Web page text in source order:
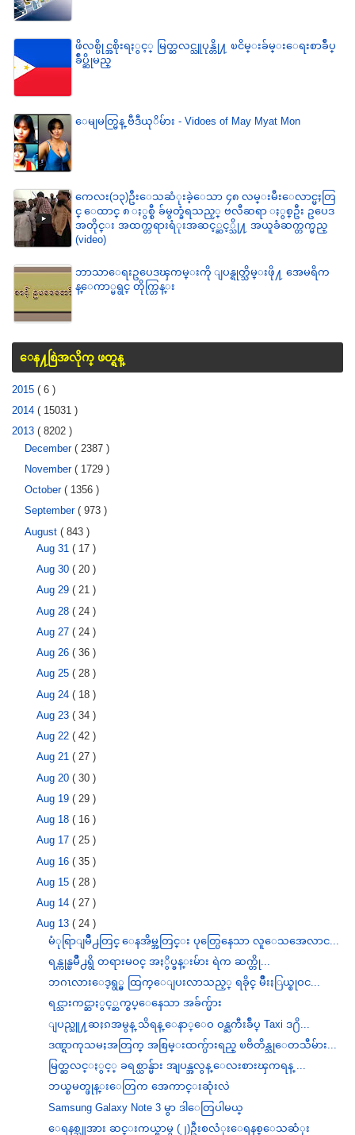
ဖိလစ္ပိုင္အစိုးရႏွင့္ မြတ္ဆလင္သူပုန္တို႔ ၿငိမ္းခ်မ္းေရးစာခ်ဳပ္
ခ်ဳပ္ဆိုမည္
ေမျမတ္မြန္ ဗီဒီယုိမ်ား - Vidoes of May Myat Mon
ကေလး(၁၃)ဦးေသဆံုးခဲ့ေသာ ၄၈ လမ္းမီးေလာင္မႈတြ
င္ ေထာင္ ၈ ႏွစ္စီ ခ်မွတ္ခံရသည့္ ဗလီဆရာ ႏွစ္ဦး ဥပေဒ
အတိုင္း အထက္တရားရံုးအဆင့္ဆင့္သို႔ အယူခံဆက္တက္မည္
(video)
ဘာသာေရးဥပေဒၾကမ္းကို ျပန္ရုတ္သိမ္းဖို႔ အေမရိက
န္ေကာ္မရွင္ တိုက္တြန္း
ေန႔စြဲအလိုက္ ဖတ္ရန္
2015 ( 6 )
2014 ( 15031 )
2013 ( 8202 )
December ( 2387 )
November ( 1729 )
October ( 1356 )
September ( 973 )
August ( 843 )
Aug 31( 17 )
Aug 30( 20 )
Aug 29( 21 )
Aug 28( 24 )
Aug 27( 24 )
Aug 26( 36 )
Aug 25( 28 )
Aug 24( 18 )
Aug 23( 34 )
Aug 22( 42 )
Aug 21( 27 )
Aug 20( 30 )
Aug 19( 29 )
Aug 18( 16 )
Aug 17( 25 )
Aug 16( 35 )
Aug 15( 28 )
Aug 14( 27 )
Aug 13( 24 )
မံုရြာျမိဳ႕တြင္ ေနအိမ္အတြင္း ပုတ္ပြေနေသာ လူေသအေလာင...
ရန္ကုန္ၿမိဳ႕ရွိ တရားမဝင္ အႏွိပ္ခန္းမ်ား ရဲက ဆက္တို...
ဘဂၤလားေဒ့ရွ္မွ ထြက္ေျပးလာသည့္ ရခိုင္ မ်ဳိးႏြယ္စုဝင...
ရင္သားကင္ဆာႏွင့္ဆက္စပ္ေနေသာ အခ်က္မ်ား
ျပည္သူ႔ဆႏၵအမွန္ သိရန္ ေနာ္ေဝ ဝန္ႀကီးခ်ဳပ္ Taxi ဒ႐ိ...
ဒဏ္ရာကုသမႈအတြက္ အစြမ္းထက္ပ်ားရည္ ၿဗိတိန္သုေတသီမ်ား...
မြတ္ဆလင္ႏွင့္ ခရစ္ယာန္မ်ား အျပန္အလွန္ ေလးစားၾကရန္ ...
ဘယ္စမတ္ဖုန္းေတြက အေကာင္းဆုံးလဲ
Samsung Galaxy Note 3 မွာ ဒါေတြပါမယ္
ေရနစ္သူအား ဆင္းကယ္ရာမွ (၂)ဦးစလံုးေရနစ္ေသဆံုး